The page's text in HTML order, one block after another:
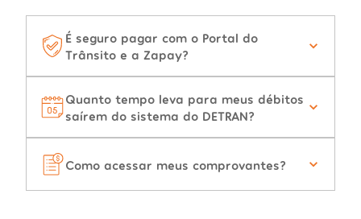
É seguro pagar com o Portal do
Trânsito e a Zapay?
Quanto tempo leva para meus débitos
saírem do sistema do DETRAN?
Como acessar meus comprovantes?